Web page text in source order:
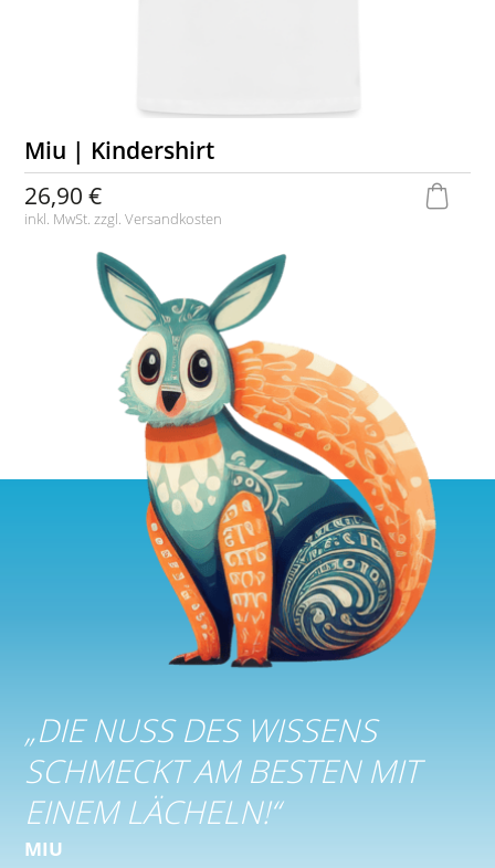
Miu | Kindershirt
26,90 €
inkl. MwSt. zzgl.Versandkosten
„DIE NUSS DES WISSENS
SCHMECKT AM BESTEN MIT
EINEM LÄCHELN!“
MIU